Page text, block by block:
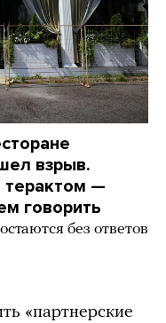
взрыв.
терактом —
говорить
без ответов
«партнерские